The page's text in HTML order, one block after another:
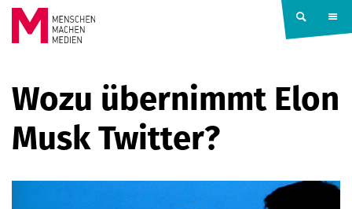
Springe zum Inhalt
MACHEN
MEDIEN
Wozu übernimmt Elon
Musk Twitter?